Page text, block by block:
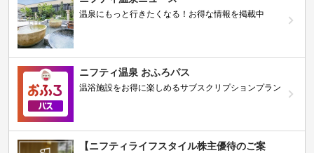
温泉にもっと行きたくなる！お得な情報を掲載中
ニフティ温泉 おふろパス
温浴施設をお得に楽しめるサブスクリプションプラン
【ニフティライフスタイル株主優待のご案